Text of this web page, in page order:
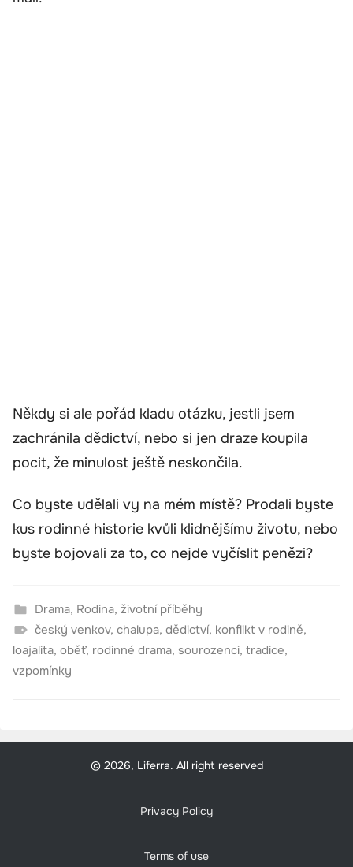
Někdy si ale pořád kladu otázku, jestli jsem
zachránila dědictví, nebo si jen draze koupila
pocit, že minulost ještě neskončila.
Co byste udělali vy na mém místě? Prodali byste
kus rodinné historie kvůli klidnějšímu životu, nebo
byste bojovali za to, co nejde vyčíslit penězi?
Drama, Rodina, životní příběhy
český venkov, chalupa, dědictví, konflikt v rodině,
loajalita, oběť, rodinné drama, sourozenci, tradice,
vzpomínky
© 2026, Liferra. All right reserved
Privacy Policy
Terms of use